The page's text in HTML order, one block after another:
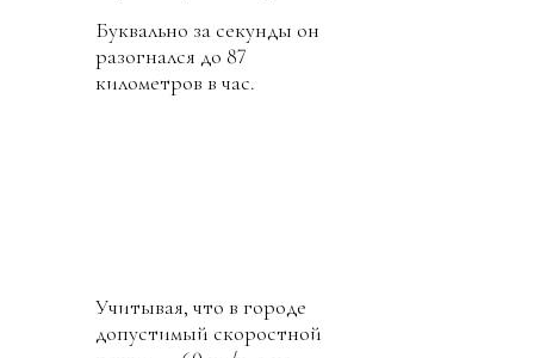
Буквально за секунды он
разогнался до 87
километров в час.
Учитывая, что в городе
допустимый скоростной